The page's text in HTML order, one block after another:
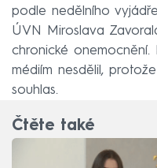
podle nedělního
ÚVN Miroslava
chronické onemocnění.
médiím nesdělil,
souhlas.
Čtěte také